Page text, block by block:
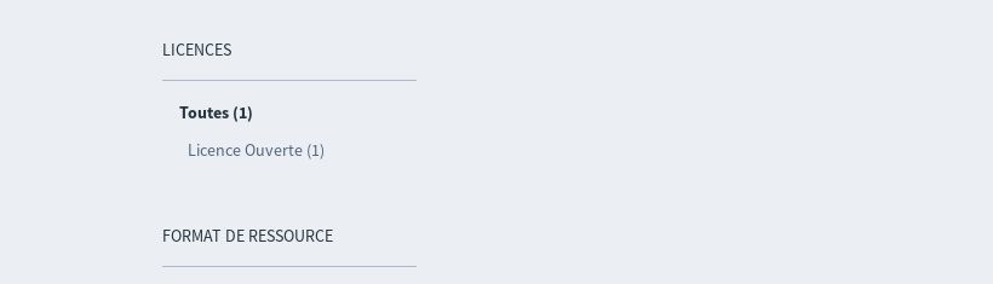
LICENCES
Toutes (1)
Licence Ouverte (1)
FORMAT DE RESSOURCE